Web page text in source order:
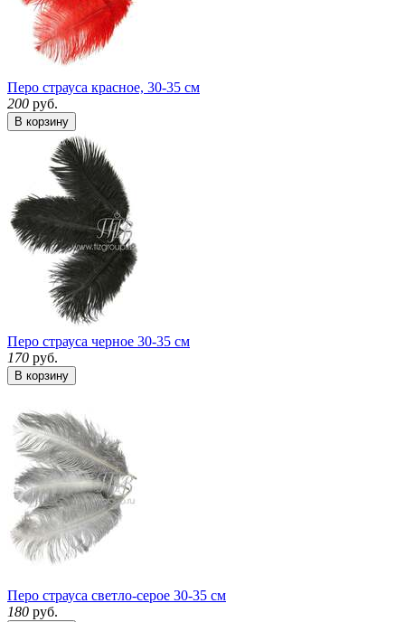
Перо страуса красное, 30-35 см
200 руб.
В корзину
Перо страуса черное 30-35 см
170 руб.
В корзину
Перо страуса светло-серое 30-35 см
180 руб.